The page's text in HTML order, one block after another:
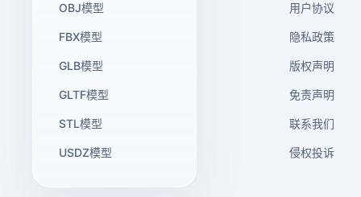
OBJ模型
FBX模型
GLB模型
GLTF模型
STL模型
USDZ模型
用户协议
隐私政策
版权声明
免责声明
联系我们
侵权投诉